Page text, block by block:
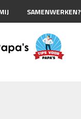
SAMENWERKEN?